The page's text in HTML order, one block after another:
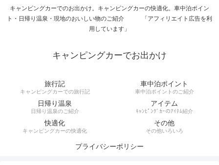
キャンピングカーでのお出かけ。キャンピングカーの快適化。車中泊ポイン
ト・日帰り温泉・現地のおいしい物のご紹介 「アフィリエイト広告を利
用しています」
キャンピングカーでお出かけ
旅行記
キャンピングカーでの旅行記
車中泊ポイント
車中泊ポイントのご紹介
日帰り温泉
日帰り温泉のご紹介
アイテム
ｷｬﾝﾋﾟﾝｸﾞｶｰのｱｲﾃﾑ紹介
快適化
キャンピングカーの快適化
その他
その他いろいろ
プライバシーポリシー